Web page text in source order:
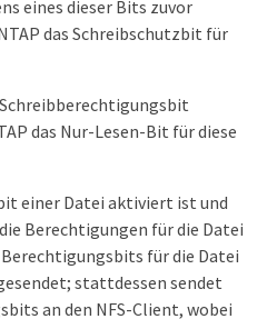
eines dieser Bits zuvor
das Schreibschutzbit für
das Nur-Lesen-Bit für diese
einer Datei aktiviert ist und
Berechtigungen für die Datei
für die Datei
stattdessen sendet
an den NFS-Client, wobei